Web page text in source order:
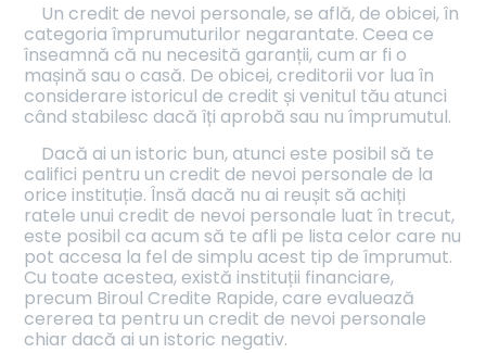
Un credit de nevoi personale, se află, de obicei, în
categoria împrumuturilor negarantate. Ceea ce
înseamnă că nu necesită garanții, cum ar fi o
mașină sau o casă. De obicei, creditorii vor lua în
considerare istoricul de credit și venitul tău atunci
când stabilesc dacă îți aprobă sau nu împrumutul.
Dacă ai un istoric bun, atunci este posibil să te
califici pentru un credit de nevoi personale de la
orice instituție. Însă dacă nu ai reușit să achiți
ratele unui credit de nevoi personale luat în trecut,
este posibil ca acum să te afli pe lista celor care nu
pot accesa la fel de simplu acest tip de împrumut.
Cu toate acestea, există instituții financiare,
precum Biroul Credite Rapide, care evaluează
cererea ta pentru un credit de nevoi personale
chiar dacă ai un istoric negativ.